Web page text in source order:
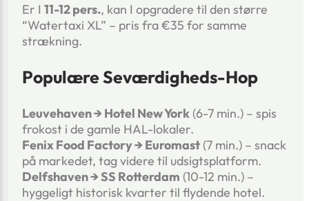
Er I 11-12 pers., kan I opgradere til den større
“Watertaxi XL” – pris fra €35 for samme
strækning.
Populære Seværdigheds-Hop
Leuvehaven → Hotel New York (6-7 min.) – spis
frokost i de gamle HAL-lokaler.
Fenix Food Factory → Euromast (7 min.) – snack
på markedet, tag videre til udsigtsplatform.
Delfshaven → SS Rotterdam (10-12 min.) –
hyggeligt historisk kvarter til flydende hotel.